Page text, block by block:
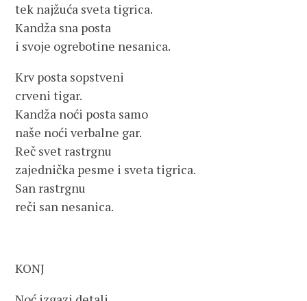
tek najžuća sveta tigrica.
Kandža sna posta
i svoje ogrebotine nesanica.
Krv posta sopstveni
crveni tigar.
Kandža noći posta samo
naše noći verbalne gar.
Reč svet rastrgnu
zajednička pesme i sveta tigrica.
San rastrgnu
reči san nesanica.
KONJ